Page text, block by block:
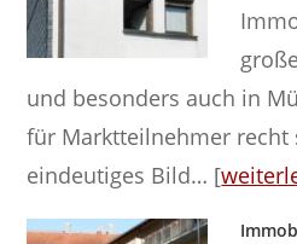
und besonders auch in
für Marktteilnehmer recht
eindeutiges Bild… [